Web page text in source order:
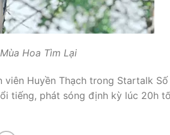
Hoa Tìm Lại
Huyền Thạch trong Startalk Số
tiếng, phát sóng định kỳ lúc 20h